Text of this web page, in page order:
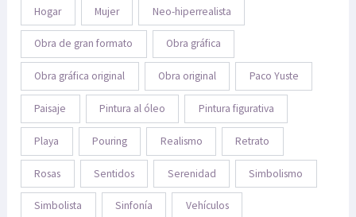
Hogar Mujer Neo-hiperrealista
Obra de gran formato Obra gráfica
Obra gráfica original Obra original Paco Yuste
Paisaje Pintura al óleo Pintura figurativa
Playa Pouring Realismo Retrato
Rosas Sentidos Serenidad Simbolismo
Simbolista Sinfonía Vehículos